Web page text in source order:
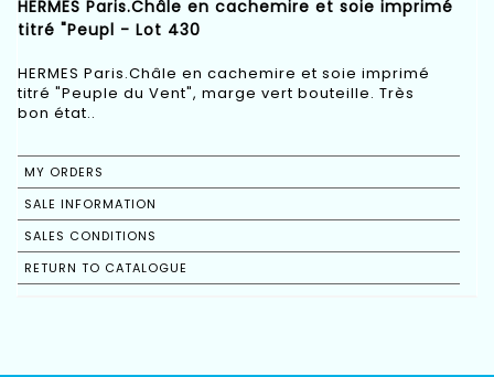
HERMES Paris.Châle en cachemire et soie imprimé
titré "Peupl - Lot 430
HERMES Paris.Châle en cachemire et soie imprimé
titré "Peuple du Vent", marge vert bouteille. Très
bon état..
MY ORDERS
SALE INFORMATION
SALES CONDITIONS
RETURN TO CATALOGUE